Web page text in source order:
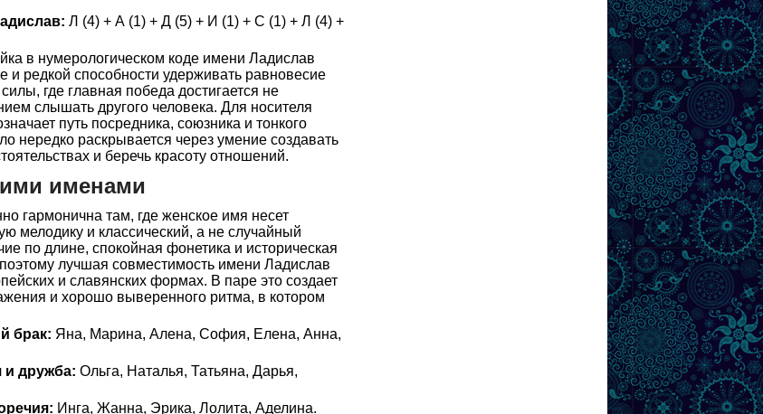
Л (4) + А (1) + Д (5) + И (1) + С (1) + Л (4) +
в нумерологическом коде имени Ладислав
и редкой способности удерживать равновесие
где главная победа достигается не
слышать другого человека. Для носителя
путь посредника, союзника и тонкого
нередко раскрывается через умение создавать
и беречь красоту отношений.
именами
гармонична там, где женское имя несет
мелодику и классический, а не случайный
по длине, спокойная фонетика и историческая
лучшая совместимость имени Ладислав
и славянских формах. В паре это создает
и хорошо выверенного ритма, в котором
брак: Яна, Марина, Алена, София, Елена, Анна,
и дружба: Ольга, Наталья, Татьяна, Дарья,
Инга, Жанна, Эрика, Лолита, Аделина.